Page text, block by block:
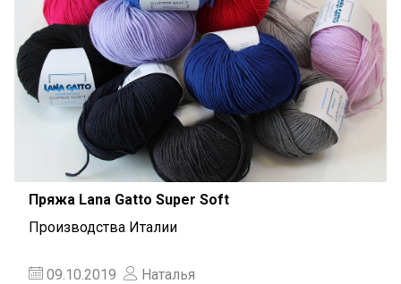
Пряжа Lana Gatto Super Soft
Производства Италии
09.10.2019 Наталья